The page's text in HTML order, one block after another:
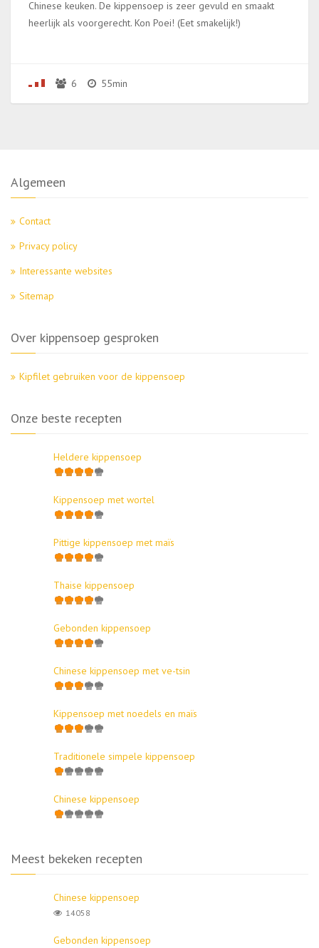
Chinese keuken. De kippensoep is zeer gevuld en smaakt
heerlijk als voorgerecht. Kon Poei! (Eet smakelijk!)
6 55min
Algemeen
Contact
Privacy policy
Interessante websites
Sitemap
Over kippensoep gesproken
Kipfilet gebruiken voor de kippensoep
Onze beste recepten
Heldere kippensoep
Kippensoep met wortel
Pittige kippensoep met maïs
Thaise kippensoep
Gebonden kippensoep
Chinese kippensoep met ve-tsin
Kippensoep met noedels en maïs
Traditionele simpele kippensoep
Chinese kippensoep
Meest bekeken recepten
Chinese kippensoep
14058
Gebonden kippensoep